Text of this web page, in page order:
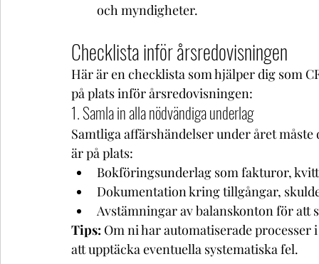
och myndigheter.
Checklista inför årsredovisningen
Här är en checklista som hjälper dig som
på plats inför årsredovisningen:
1. Samla in alla nödvändiga underlag
Samtliga affärshändelser under året
är på plats:
Bokföringsunderlag som fakturor,
Dokumentation kring tillgångar,
Avstämningar av balanskonton för att
Tips: Om ni har automatiserade
att upptäcka eventuella systematiska fel.